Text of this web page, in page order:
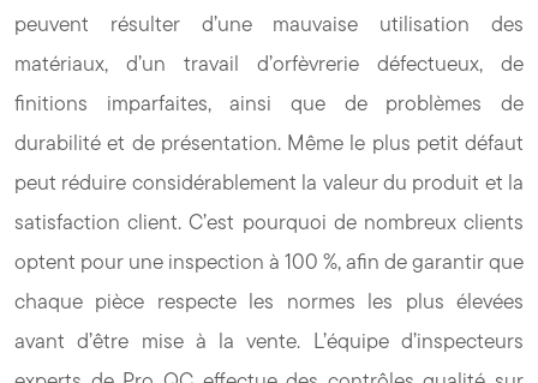
peuvent résulter d’une mauvaise utilisation des
matériaux, d’un travail d’orfèvrerie défectueux, de
finitions imparfaites, ainsi que de problèmes de
durabilité et de présentation. Même le plus petit défaut
peut réduire considérablement la valeur du produit et la
satisfaction client. C’est pourquoi de nombreux clients
optent pour une inspection à 100 %, afin de garantir que
chaque pièce respecte les normes les plus élevées
avant d’être mise à la vente. L’équipe d’inspecteurs